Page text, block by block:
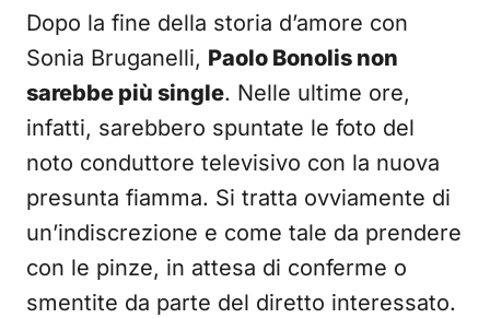
Dopo la fine della storia d’amore con
Sonia Bruganelli, Paolo Bonolis non
sarebbe più single. Nelle ultime ore,
infatti, sarebbero spuntate le foto del
noto conduttore televisivo con la nuova
presunta fiamma. Si tratta ovviamente di
un’indiscrezione e come tale da prendere
con le pinze, in attesa di conferme o
smentite da parte del diretto interessato.